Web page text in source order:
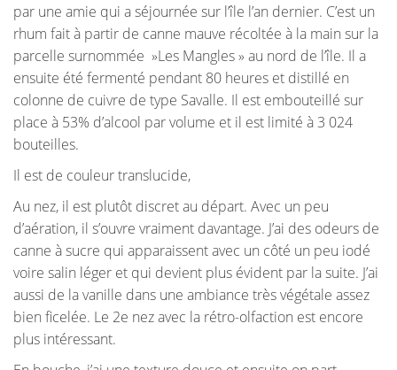
par une amie qui a séjournée sur l’île l’an dernier. C’est un
rhum fait à partir de canne mauve récoltée à la main sur la
parcelle surnommée »Les Mangles » au nord de l’île. Il a
ensuite été fermenté pendant 80 heures et distillé en
colonne de cuivre de type Savalle. Il est embouteillé sur
place à 53% d’alcool par volume et il est limité à 3 024
bouteilles.
Il est de couleur translucide,
Au nez, il est plutôt discret au départ. Avec un peu
d’aération, il s’ouvre vraiment davantage. J’ai des odeurs de
canne à sucre qui apparaissent avec un côté un peu iodé
voire salin léger et qui devient plus évident par la suite. J’ai
aussi de la vanille dans une ambiance très végétale assez
bien ficelée. Le 2e nez avec la rétro-olfaction est encore
plus intéressant.